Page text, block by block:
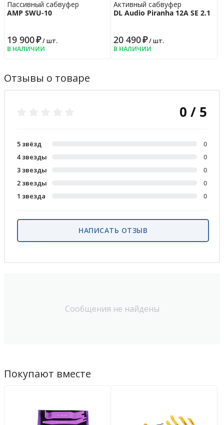
Пассивный сабвуфер
AMP SWU-10
19 900₽/ шт.
В НАЛИЧИИ
Активный сабвуфер
DL Audio Piranha 12A SE 2.1
20 490₽/ шт.
В НАЛИЧИИ
Отзывы о товаре
Сообщения не найдены
0 / 5
5 звёзд
0
4 звезды
0
3 звезды
0
2 звезды
0
1 звезда
0
НАПИСАТЬ ОТЗЫВ
Покупают вместе